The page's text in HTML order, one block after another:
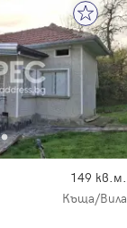
149 кв.м.
Къща/Вила